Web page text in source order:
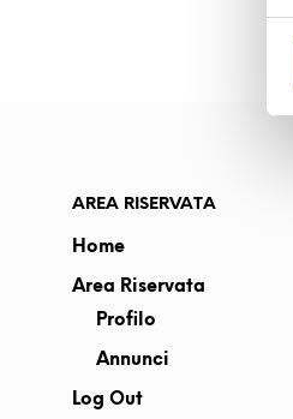
e
AREA RISERVATA
Home
Area Riservata
Profilo
Annunci
Log Out